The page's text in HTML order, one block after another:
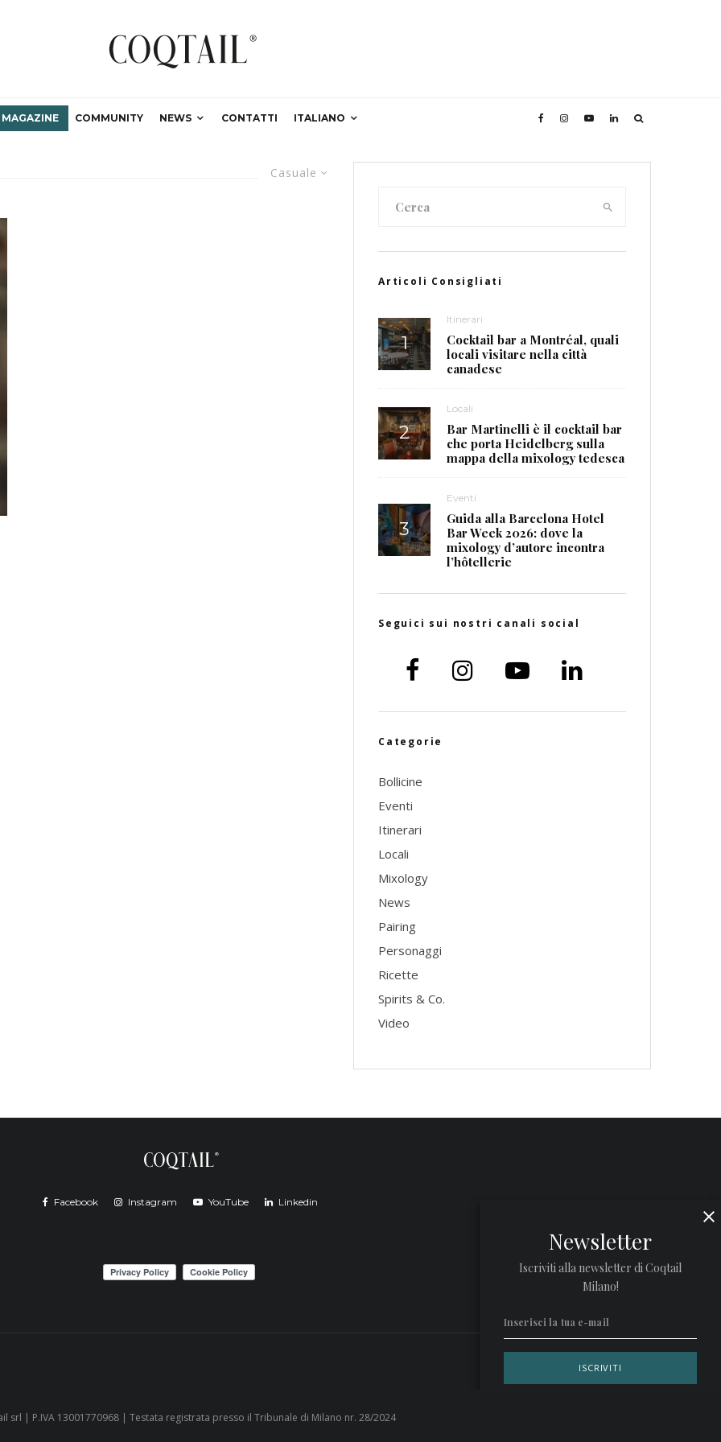
MAGAZINE COMMUNITY NEWS CONTATTI ITALIANO
Casuale
Articoli Consigliati
Itinerari
Cocktail bar a Montréal, quali
locali visitare nella città
canadese
Locali
Bar Martinelli è il cocktail bar
che porta Heidelberg sulla
mappa della mixology tedesca
Eventi
Guida alla Barcelona Hotel
Bar Week 2026: dove la
mixology d’autore incontra
l’hôtellerie
Seguici sui nostri canali social
Categorie
Bollicine
Eventi
Itinerari
Locali
Mixology
News
Pairing
Personaggi
Ricette
Spirits & Co.
Video
Facebook Instagram YouTube Linkedin
Newsletter
Iscriviti alla newsletter di Coqtail
Milano!
srl | P.IVA 13001770968 | Testata registrata presso il Tribunale di Milano nr. 28/2024